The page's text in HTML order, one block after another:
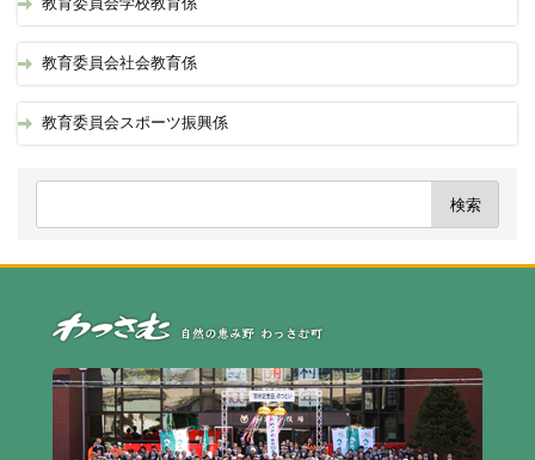
教育委員会社会教育係
教育委員会スポーツ振興係